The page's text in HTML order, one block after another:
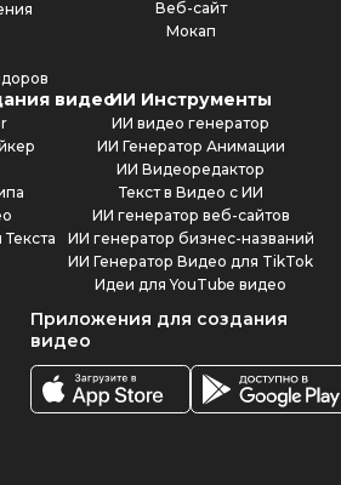
Веб-сайт
Мокап
видеоИИ Инструменты
ИИ видео генератор
ИИ Генератор Анимации
ИИ Видеоредактор
Текст в Видео с ИИ
ИИ генератор веб-сайтов
ИИ генератор бизнес-названий
ИИ Генератор Видео для TikTok
Идеи для YouTube видео
Приложения для создания
видео